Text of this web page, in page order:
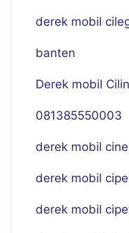
derek mobil
banten
Derek mobil
081385550003
derek mobil
derek mobil
derek mobil